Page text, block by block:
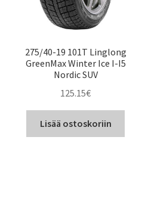
275/40-19 101T Linglong
GreenMax Winter Ice I-I5
Nordic SUV
125.15€
Lisää ostoskoriin